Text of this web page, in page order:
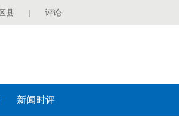
县 | 评论
新闻时评